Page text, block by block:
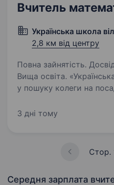
Вчитель
Українська школа
2,8 км від центру
Повна зайнятість.
Вища освіта. «Українська школа вільних наук»
у пошуку колеги на
відповідального та
3 дні тому
Стор.
Середня зарплата